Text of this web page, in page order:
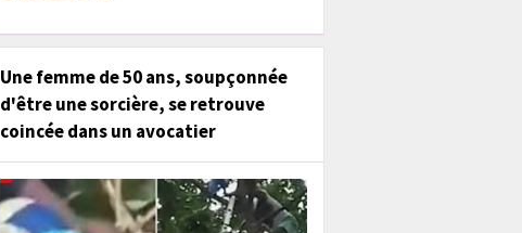
Une femme de 50 ans, soupçonnée
d'être une sorcière, se retrouve
coincée dans un avocatier